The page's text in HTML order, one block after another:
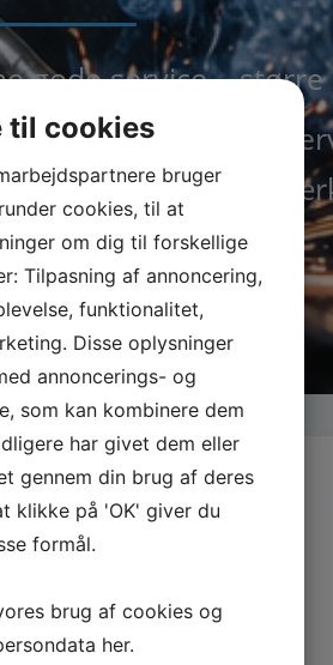
gode service – større
tilbehør og
i
til cookies
bruger
cookies, til at
om dig til forskellige
Tilpasning af annoncering,
funktionalitet,
Disse oplysninger
annoncerings- og
som kan kombinere dem
har givet dem eller
gennem din brug af deres
klikke på 'OK' giver du
formål.
brug af cookies og
her.